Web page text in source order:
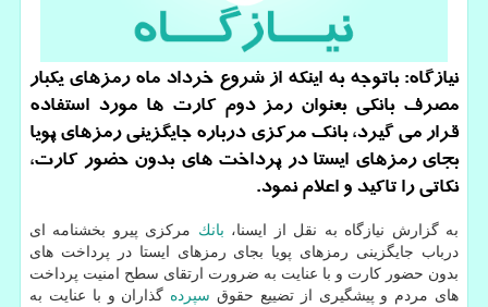
نیازگاه: باتوجه به اینكه از شروع خرداد ماه رمزهای یكبار
مصرف بانكی بعنوان رمز دوم كارت ها مورد استفاده
قرار می گیرد، بانك مركزی درباره جایگزینی رمزهای پویا
بجای رمزهای ایستا در پرداخت های بدون حضور كارت،
نكاتی را تاكید و اعلام نمود.
به گزارش نیازگاه به نقل از ایسنا، بانك مركزی پیرو بخشنامه ای
درباب جایگزینی رمزهای پویا بجای رمزهای ایستا در پرداخت های
بدون حضور كارت و با عنایت به ضرورت ارتقای سطح امنیت پرداخت
های مردم و پیشگیری از تضییع حقوق سپرده گذاران و با عنایت به